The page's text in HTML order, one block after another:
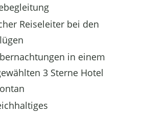
Reiseleiter bei den
in einem
3 Sterne Hotel